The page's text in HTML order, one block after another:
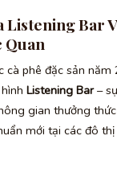
Listening Bar
Quan
cà phê đặc sản
Listening Bar–
gian thưởng
mới tại các đô thị